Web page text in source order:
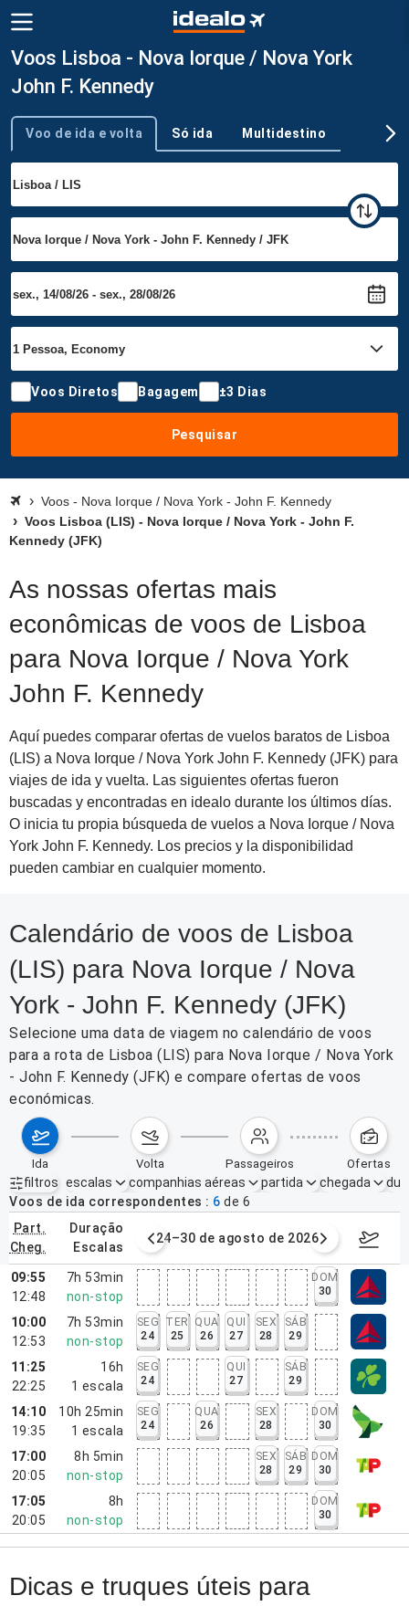
Voos Lisboa - Nova Iorque / Nova York
John F. Kennedy
Tipo de viagem
Voo de ida e volta Só ida Multidestino
Voos Diretos Bagagem ±3 Dias
Pesquisar
Voos - Nova Iorque / Nova York - John F. Kennedy
Voos Lisboa (LIS) - Nova Iorque / Nova York - John F.
Kennedy (JFK)
As nossas ofertas mais
econômicas de voos de Lisboa
para Nova Iorque / Nova York
John F. Kennedy
Aquí puedes comparar ofertas de vuelos baratos de Lisboa
(LIS) a Nova Iorque / Nova York John F. Kennedy (JFK) para
viajes de ida y vuelta. Las siguientes ofertas fueron
buscadas y encontradas en idealo durante los últimos días.
O inicia tu propia búsqueda de vuelos a Nova Iorque / Nova
York John F. Kennedy. Los precios y la disponibilidad
pueden cambiar en cualquier momento.
Calendário de voos de Lisboa
(LIS) para Nova Iorque / Nova
York - John F. Kennedy (JFK)
Selecione uma data de viagem no calendário de voos
para a rota de Lisboa (LIS) para Nova Iorque / Nova York
- John F. Kennedy (JFK) e compare ofertas de voos
económicas.
ida volta passageiros ofertas
filtros
Filtros ativos nenhum
escalas companhias aéreas partida chegada
Voos de ida correspondentes
6 de 6
part.
cheg.
duração
escalas
agosto de 2026 24–30 de agosto de 2026 31/08/
09:55
12:48
7h 53min
non-stop
DOM
30
10:00
12:53
7h 53min
non-stop
SEG
24
TER
25
QUA
26
QUI
27
SEX
28
SÁB
29
11:25
22:25
16h
1 escala
SEG
24
QUI
27
SÁB
29
14:10
19:35
10h 25min
1 escala
SEG
24
QUA
26
SEX
28
DOM
30
17:00
20:05
8h 5min
non-stop
SEX
28
SÁB
29
DOM
30
17:05
20:05
8h
non-stop
DOM
30
Dicas e truques úteis para